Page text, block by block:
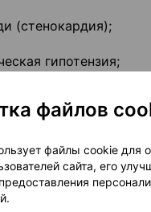
(стенокардия);
гипотензия;
файлов
файлы cookie для
сайта, его